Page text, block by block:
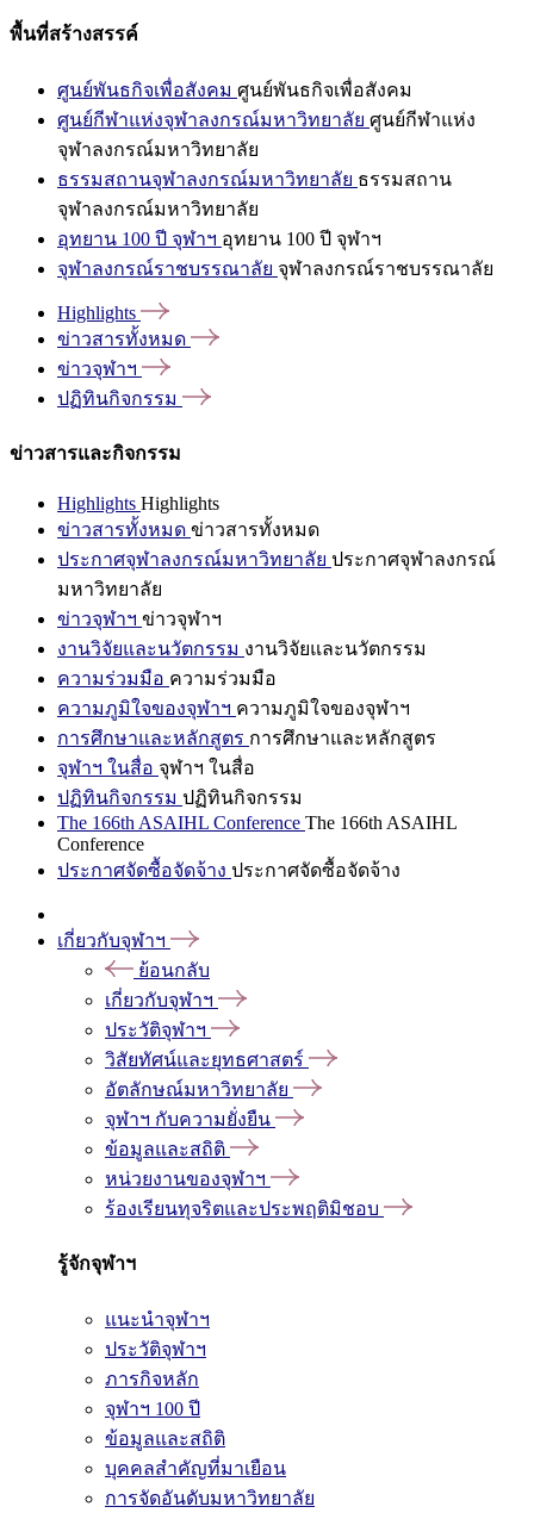
พื้นที่สร้างสรรค์
ศูนย์พันธกิจเพื่อสังคม ศูนย์พันธกิจเพื่อสังคม
ศูนย์กีฬาแห่งจุฬาลงกรณ์มหาวิทยาลัย ศูนย์กีฬาแห่ง
จุฬาลงกรณ์มหาวิทยาลัย
ธรรมสถานจุฬาลงกรณ์มหาวิทยาลัย ธรรมสถาน
จุฬาลงกรณ์มหาวิทยาลัย
อุทยาน 100 ปี จุฬาฯ อุทยาน 100 ปี จุฬาฯ
จุฬาลงกรณ์ราชบรรณาลัย จุฬาลงกรณ์ราชบรรณาลัย
Highlights
ข่าวสารทั้งหมด
ข่าวจุฬาฯ
ปฏิทินกิจกรรม
ข่าวสารและกิจกรรม
Highlights Highlights
ข่าวสารทั้งหมด ข่าวสารทั้งหมด
ประกาศจุฬาลงกรณ์มหาวิทยาลัย ประกาศจุฬาลงกรณ์
มหาวิทยาลัย
ข่าวจุฬาฯ ข่าวจุฬาฯ
งานวิจัยและนวัตกรรม งานวิจัยและนวัตกรรม
ความร่วมมือ ความร่วมมือ
ความภูมิใจของจุฬาฯ ความภูมิใจของจุฬาฯ
การศึกษาและหลักสูตร การศึกษาและหลักสูตร
จุฬาฯ ในสื่อ จุฬาฯ ในสื่อ
ปฏิทินกิจกรรม ปฏิทินกิจกรรม
The 166th ASAIHL Conference The 166th ASAIHL
Conference
ประกาศจัดซื้อจัดจ้าง ประกาศจัดซื้อจัดจ้าง
เกี่ยวกับจุฬาฯ
ย้อนกลับ
เกี่ยวกับจุฬาฯ
ประวัติจุฬาฯ
วิสัยทัศน์และยุทธศาสตร์
อัตลักษณ์มหาวิทยาลัย
จุฬาฯ กับความยั่งยืน
ข้อมูลและสถิติ
หน่วยงานของจุฬาฯ
ร้องเรียนทุจริตและประพฤติมิชอบ
รู้จักจุฬาฯ
แนะนำจุฬาฯ
ประวัติจุฬาฯ
ภารกิจหลัก
จุฬาฯ 100 ปี
ข้อมูลและสถิติ
บุคคลสำคัญที่มาเยือน
การจัดอันดับมหาวิทยาลัย